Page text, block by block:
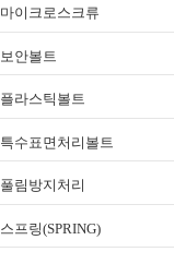
마이크로스크류
보안볼트
플라스틱볼트
특수표면처리볼트
풀림방지처리
스프링(SPRING)